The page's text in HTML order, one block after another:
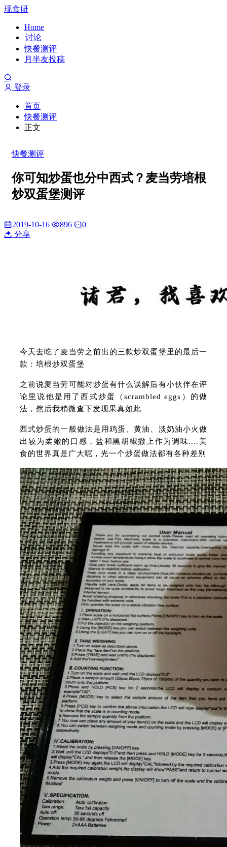
现食研
Home
讨论
快餐测评
月半友投稿
登录
首页
快餐测评
正文
快餐测评
你可知炒蛋也分中西式？麦当劳培根
炒双蛋堡测评
2019-10-16 896
0
分享
今天去吃了麦当劳之前出的三款炒双蛋堡里的最后一
款：培根炒双蛋堡
之前说麦当劳可能对炒蛋有什么误解后有小伙伴在评
论里说他是用了西式炒蛋（scrambled eggs）的做
法，然后我稍微查下发现果真如此
西式炒蛋的一般做法是用鸡蛋、黄油、淡奶油小火做
出较为柔嫩的口感，盐和黑胡椒撒上作为调味....美
食的世界真是广大呢，光一个炒蛋做法都有各种差别